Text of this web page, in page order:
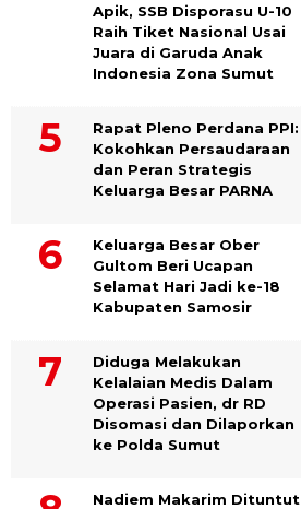
Apik, SSB Disporasu U-10
Raih Tiket Nasional Usai
Juara di Garuda Anak
Indonesia Zona Sumut
Rapat Pleno Perdana PPI:
Kokohkan Persaudaraan
dan Peran Strategis
Keluarga Besar PARNA
Keluarga Besar Ober
Gultom Beri Ucapan
Selamat Hari Jadi ke-18
Kabupaten Samosir
Diduga Melakukan
Kelalaian Medis Dalam
Operasi Pasien, dr RD
Disomasi dan Dilaporkan
ke Polda Sumut
​Nadiem Makarim Dituntut